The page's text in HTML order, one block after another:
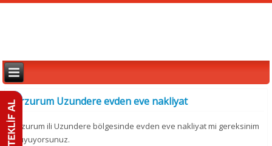
Erzurum Uzundere evden eve nakliyat
Erzurum ili Uzundere bölgesinde evden eve nakliyat mi gereksinim
duyuyorsunuz.